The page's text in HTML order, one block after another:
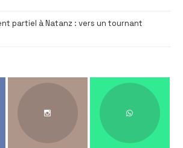
partiel à Natanz : vers un tournant